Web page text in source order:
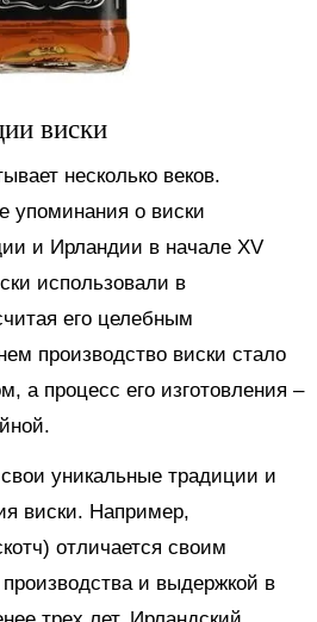
виски
несколько веков.
упоминания о виски
и Ирландии в начале XV
использовали в
его целебным
производство виски стало
а процесс его изготовления –
уникальные традиции и
виски. Например,
отличается своим
и выдержкой в